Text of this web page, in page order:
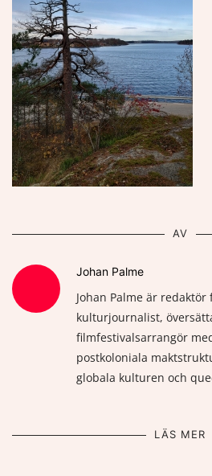
AV
Johan Palme
Johan Palme är
kulturjournalist,
filmfestivalsarrangör
postkoloniala
globala kulturen och
LÄS MER